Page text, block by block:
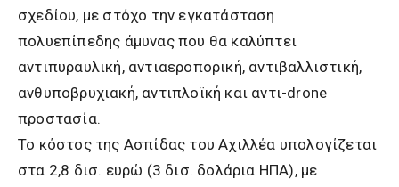
σχεδίου, με στόχο την εγκατάσταση
πολυεπίπεδης άμυνας που θα καλύπτει
αντιπυραυλική, αντιαεροπορική, αντιβαλλιστική,
ανθυποβρυχιακή, αντιπλοϊκή και αντι-drone
προστασία.
Το κόστος της Ασπίδας του Αχιλλέα υπολογίζεται
στα 2,8 δισ. ευρώ (3 δισ. δολάρια ΗΠΑ), με